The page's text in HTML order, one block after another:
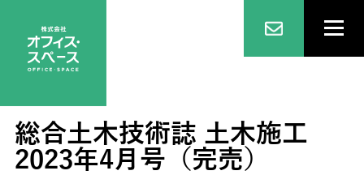
総合土木技術誌 土木施工
2023年4月号（完売）